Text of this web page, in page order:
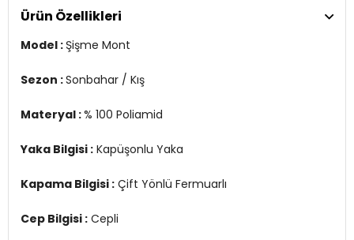
Kol Bilgisi :Uzun Kol
Kalıp Bilgisi :Regular Fit
Detay :
- Kapüşonun uç kısımları yumuşak tüy detaylı
- Astarlı
Üretim Yeri :
Burma
Ürün Özellikleri
Model : Şişme Mont
Sezon :Sonbahar / Kış
Materyal :% 100 Poliamid
Yaka Bilgisi : Kapüşonlu Yaka
Kapama Bilgisi : Çift Yönlü Fermuarlı
Cep Bilgisi : Cepli